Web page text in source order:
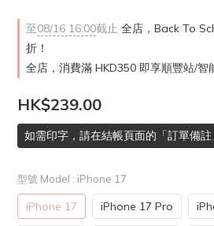
至08/16 16:00截止 全店，Back To
折！
全店，消費滿 HKD350 即享順豐站/智
HK$239.00
如需印字，請在結帳頁面的「訂單備
型號 Model : iPhone 17
iPhone 17 iPhone 17 Pro